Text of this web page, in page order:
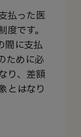
払った医
です。
間に支払
ために必
り、差額
とはなり